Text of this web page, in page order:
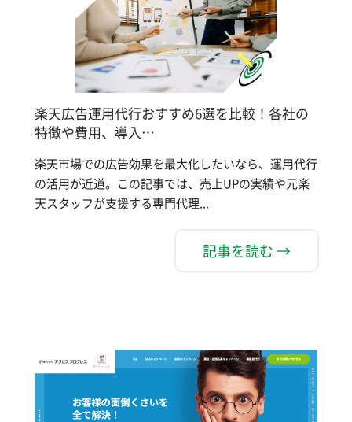
楽天広告運用代行おすすめ6選を比較！各社の
特徴や費用、導入…
楽天市場での広告効果を最大化したいなら、運用代行
の活用が近道。この記事では、売上UPの実績や元楽
天スタッフが支援する専門代理...
記事を読む →